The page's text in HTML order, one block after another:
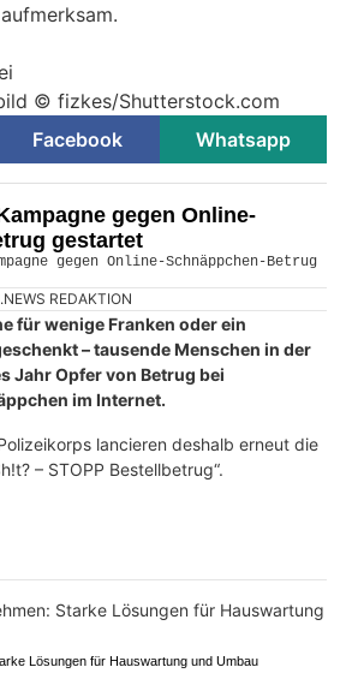
© fizkes/Shutterstock.com
Facebook Whatsapp
gegen Online-
gestartet
REDAKTION
für wenige Franken oder ein
– tausende Menschen in der
Jahr Opfer von Betrug bei
im Internet.
lancieren deshalb erneut die
– STOPP Bestellbetrug“.
Lösungen für Hauswartung und Umbau